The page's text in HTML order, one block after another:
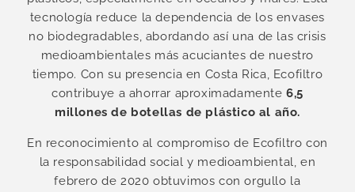
tecnología reduce la dependencia de los envases
no biodegradables, abordando así una de las crisis
medioambientales más acuciantes de nuestro
tiempo. Con su presencia en Costa Rica, Ecofiltro
contribuye a ahorrar aproximadamente6,5
millones de botellas de plástico al año.
En reconocimiento al compromiso de Ecofiltro con
la responsabilidad social y medioambiental, en
febrero de 2020 obtuvimos con orgullo la